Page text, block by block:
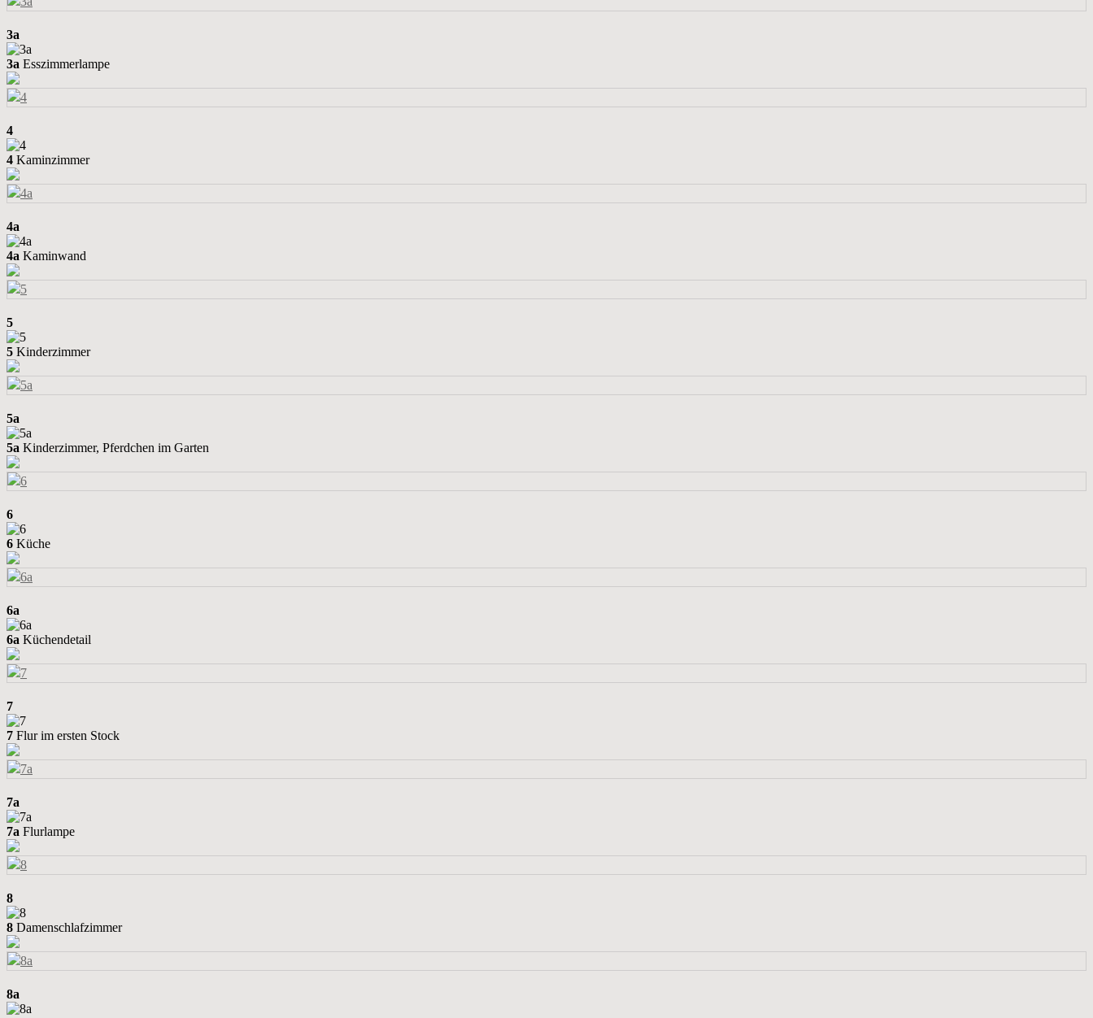
3a
3a Esszimmerlampe
4
4 Kaminzimmer
4a
4a Kaminwand
5
5 Kinderzimmer
5a
5a Kinderzimmer, Pferdchen im Garten
6
6 Küche
6a
6a Küchendetail
7
7 Flur im ersten Stock
7a
7a Flurlampe
8
8 Damenschlafzimmer
8a